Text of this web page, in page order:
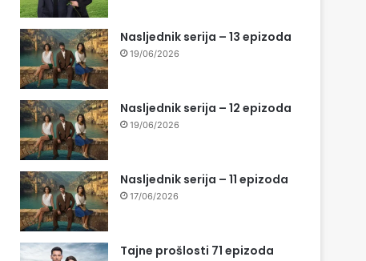
Nasljednik serija – 13 epizoda
19/06/2026
Nasljednik serija – 12 epizoda
19/06/2026
Nasljednik serija – 11 epizoda
17/06/2026
Tajne prošlosti 71 epizoda